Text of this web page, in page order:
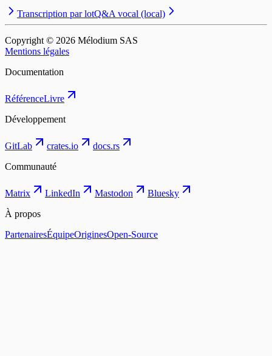
Transcription par lotQ&A vocal (local)
Copyright © ⁨2026⁩ Mélodium SAS
Mentions légales
Documentation
RéférenceLivre
Développement
GitLab crates.io
docs.rs
Communauté
Matrix LinkedIn Mastodon
Bluesky
À propos
PartenairesÉquipeOriginesOpen-Source